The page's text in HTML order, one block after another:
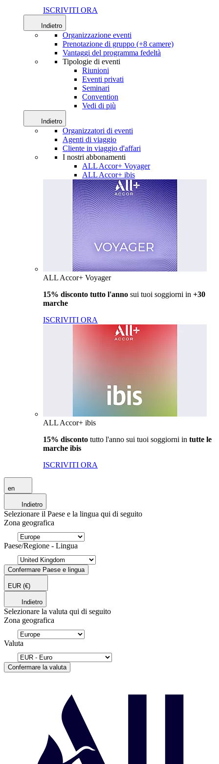
ISCRIVITI ORA
Indietro
Organizzazione eventi
Prenotazione di gruppo (+8 camere)
Vantaggi del programma fedeltà
Tipologie di eventi
Riunioni
Eventi privati
Seminari
Convention
Vedi di più
Indietro
Organizzatori di eventi
Agenti di viaggio
Cliente in viaggio d'affari
I nostri abbonamenti
ALL Accor+ Voyager
ALL Accor+ ibis
ALL Accor+ Voyager
15% disconto tutto l'anno sui tuoi soggiorni in +30
marche
ISCRIVITI ORA
ALL Accor+ ibis
15% disconto tutto l'anno sui tuoi soggiorni in tutte le
marche ibis
ISCRIVITI ORA
en
Indietro
Selezionare il Paese e la lingua qui di seguito
Zona geografica
Paese/Regione - Lingua
Confermare Paese e lingua
EUR (€)
Indietro
Selezionare la valuta qui di seguito
Zona geografica
Valuta
Confermare la valuta